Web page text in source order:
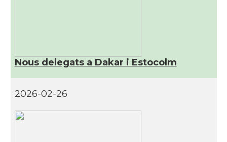
Nous delegats a Dakar i Estocolm
2026-02-26